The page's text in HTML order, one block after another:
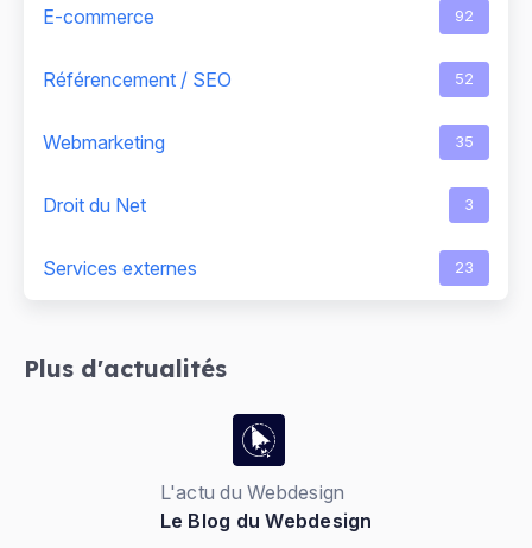
E-commerce 92
Référencement / SEO 52
Webmarketing 35
Droit du Net 3
Services externes 23
Plus d'actualités
L'actu du Webdesign
Le Blog du Webdesign